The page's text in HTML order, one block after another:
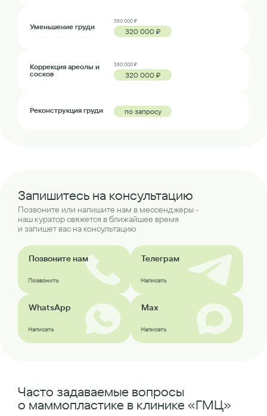
Уменьшение груди
380 000 ₽
320 000 ₽
Коррекция ареолы и
сосков
380 000 ₽
320 000 ₽
Реконструкция груди по запросу
Запишитесь на консультацию
Позвоните или напишите нам в мессенджеры -
наш куратор свяжется в ближайшее время
и запишет вас на консультацию
Позвоните нам
Позвонить
Телеграм
Написать
WhatsApp
Написать
Max
Написать
Часто задаваемые вопросы
о маммопластике в клинике «ГМЦ»